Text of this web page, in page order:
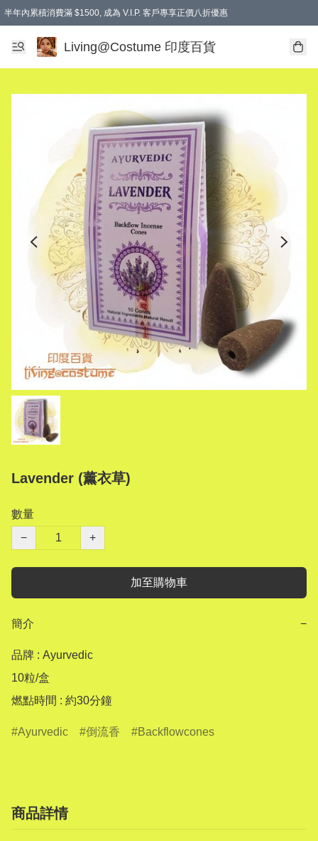
半年內累積消費滿 $1500, 成為 V.I.P. 客戶專享正價八折優惠
滿$600免本地運費
Living@Costume 印度百貨
Lavender (薰衣草)
數量
−
+
加至購物車
簡介 −
品牌 : Ayurvedic
10粒/盒
燃點時間 : 約30分鐘
Ayurvedic 倒流香 Backflowcones
商品詳情